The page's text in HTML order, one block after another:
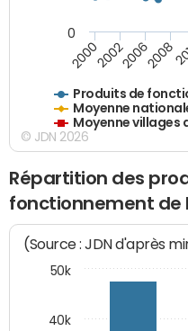
Produits de
Moyenne
Moyenne villages
2000200220062008
0
© JDN 2026
Répartition des
fonctionnement de
(Source : JDN d'après
40k
50k